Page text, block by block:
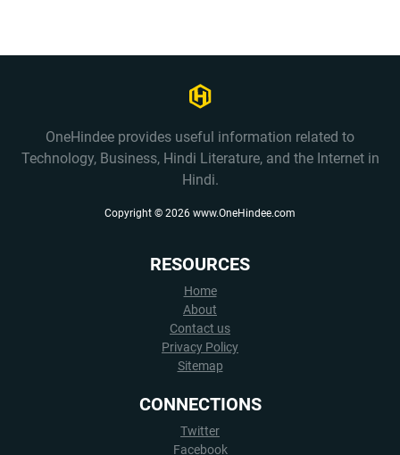
OneHindee provides useful information related to
Technology, Business, Hindi Literature, and the Internet in
Hindi.
Copyright © 2026 www.OneHindee.com
RESOURCES
Home
About
Contact us
Privacy Policy
Sitemap
CONNECTIONS
Twitter
Facebook